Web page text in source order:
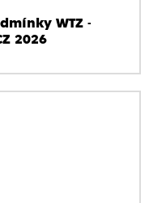
WTZ -
2026